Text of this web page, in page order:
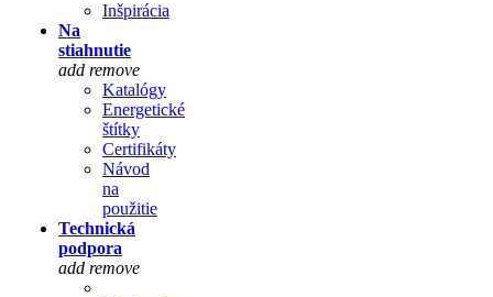
Inšpirácia
Na
stiahnutie
add remove
Katalógy
Energetické
štítky
Certifikáty
Návod
na
použitie
Technická
podpora
add remove